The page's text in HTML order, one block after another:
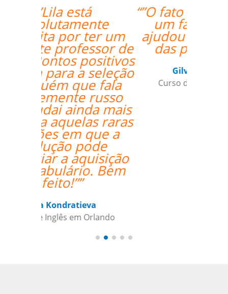
“”O fato do Gustavo ser
um falante nativo
ajudou nas correções
das pronúncias.””
Gilvana Soledade
Curso de Inglês em Belém